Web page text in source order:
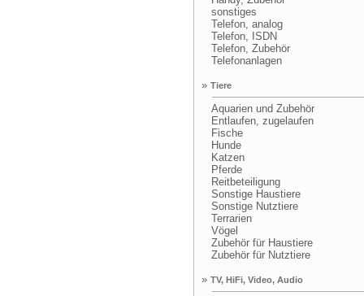
sonstiges
Telefon, analog
Telefon, ISDN
Telefon, Zubehör
Telefonanlagen
» Tiere
Aquarien und Zubehör
Entlaufen, zugelaufen
Fische
Hunde
Katzen
Pferde
Reitbeteiligung
Sonstige Haustiere
Sonstige Nutztiere
Terrarien
Vögel
Zubehör für Haustiere
Zubehör für Nutztiere
» TV, HiFi, Video, Audio